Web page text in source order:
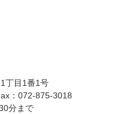
丁目1番1号
：072-875-3018
分まで